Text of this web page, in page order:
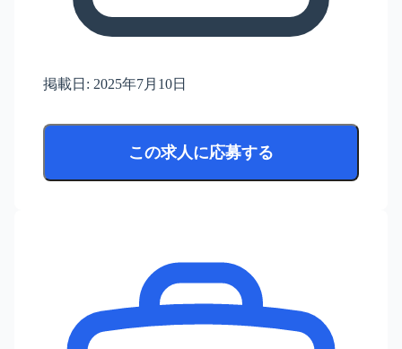
掲載日: 2025年7月10日
この求人に応募する